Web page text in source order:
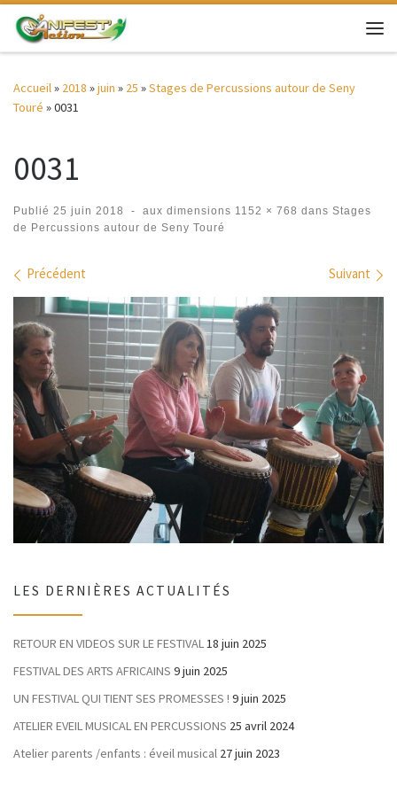
Passer au contenu
Accueil» 2018 »juin » 25 »Stages de Percussions autour de Seny
Touré »0031
0031
Publié 25 juin 2018 - aux dimensions 1152 × 768 dans Stages
de Percussions autour de Seny Touré
Navigation des images
Précédent Suivant
LES DERNIÈRES ACTUALITÉS
RETOUR EN VIDEOS SUR LE FESTIVAL18 juin 2025
FESTIVAL DES ARTS AFRICAINS 9 juin 2025
UN FESTIVAL QUI TIENT SES PROMESSES ! 9 juin 2025
ATELIER EVEIL MUSICAL EN PERCUSSIONS 25 avril 2024
Atelier parents /enfants : éveil musical 27 juin 2023